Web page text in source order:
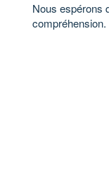
Nous espérons
compréhension.